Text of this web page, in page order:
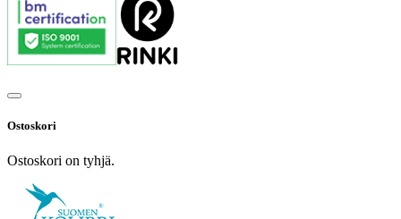
Ostoskori
Ostoskori on tyhjä.